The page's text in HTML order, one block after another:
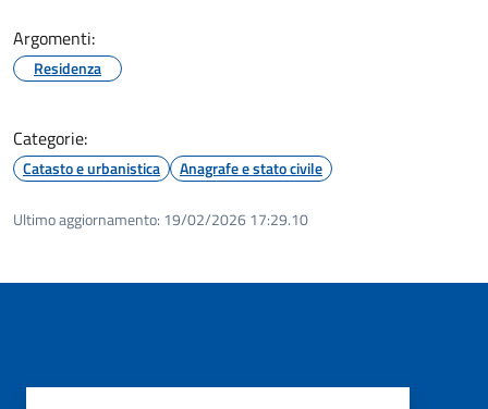
Argomenti:
Residenza
Categorie:
Catasto e urbanistica Anagrafe e stato civile
Ultimo aggiornamento: 19/02/2026 17:29.10